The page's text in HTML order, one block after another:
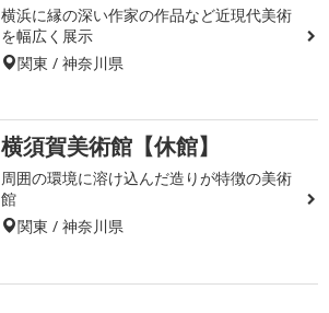
横浜に縁の深い作家の作品など近現代美術
を幅広く展示
関東 / 神奈川県
横須賀美術館【休館】
周囲の環境に溶け込んだ造りが特徴の美術
館
関東 / 神奈川県